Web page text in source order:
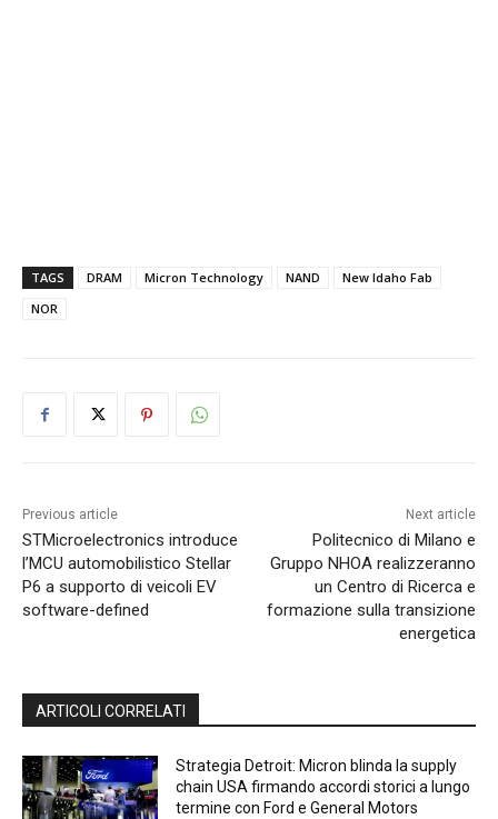
TAGS DRAM Micron Technology NAND
New Idaho Fab
NOR
Previous article
STMicroelectronics introduce
l’MCU automobilistico Stellar
P6 a supporto di veicoli EV
software-defined
Next article
Politecnico di Milano e
Gruppo NHOA realizzeranno
un Centro di Ricerca e
formazione sulla transizione
energetica
ARTICOLI CORRELATI
Strategia Detroit: Micron blinda la supply
chain USA firmando accordi storici a lungo
termine con Ford e General Motors